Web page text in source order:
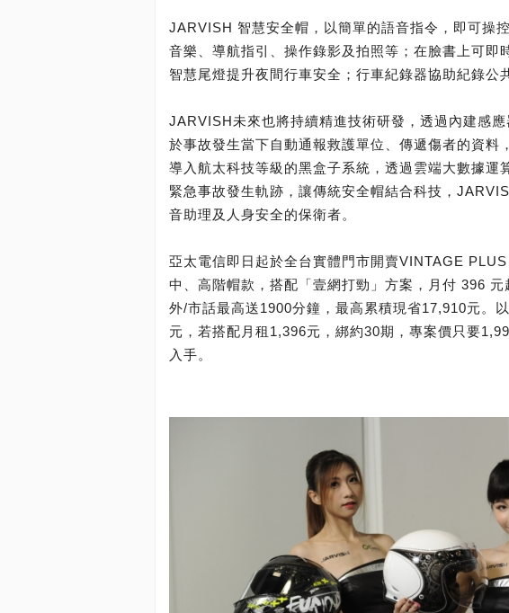
JARVISH 智慧安全帽，以簡單的語音指令，即可操
音樂、導航指引、操作錄影及拍照等；在臉書上可即
智慧尾燈提升夜間行車安全；行車紀錄器協助紀錄公
JARVISH未來也將持續精進技術研發，透過內建感
於事故發生當下自動通報救護單位、傳遞傷者的資料
導入航太科技等級的黑盒子系統，透過雲端大數據運
緊急事故發生軌跡，讓傳統安全帽結合科技，
音助理及人身安全的保衛者。
亞太電信即日起於全台實體門市開賣VINTAGE
中、高階帽款，搭配「壹網打勁」方案，月付 396
外/市話最高送1900分鐘，最高累積現省17,910元。
元，若搭配月租1,396元，綁約30期，專案價只要
入手。